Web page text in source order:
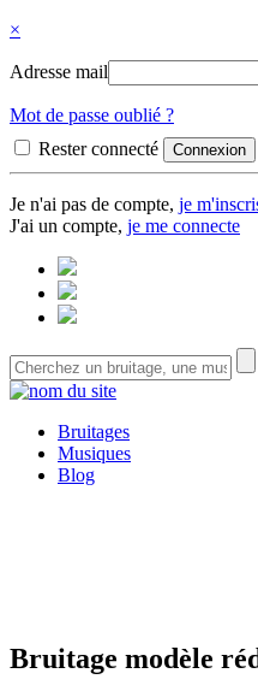
×
Adresse mail
Mot de passe oublié ?
Rester connecté
Je n'ai pas de compte, je
J'ai un compte, je me connecte
Bruitages
Musiques
Blog
Bruitage modèle